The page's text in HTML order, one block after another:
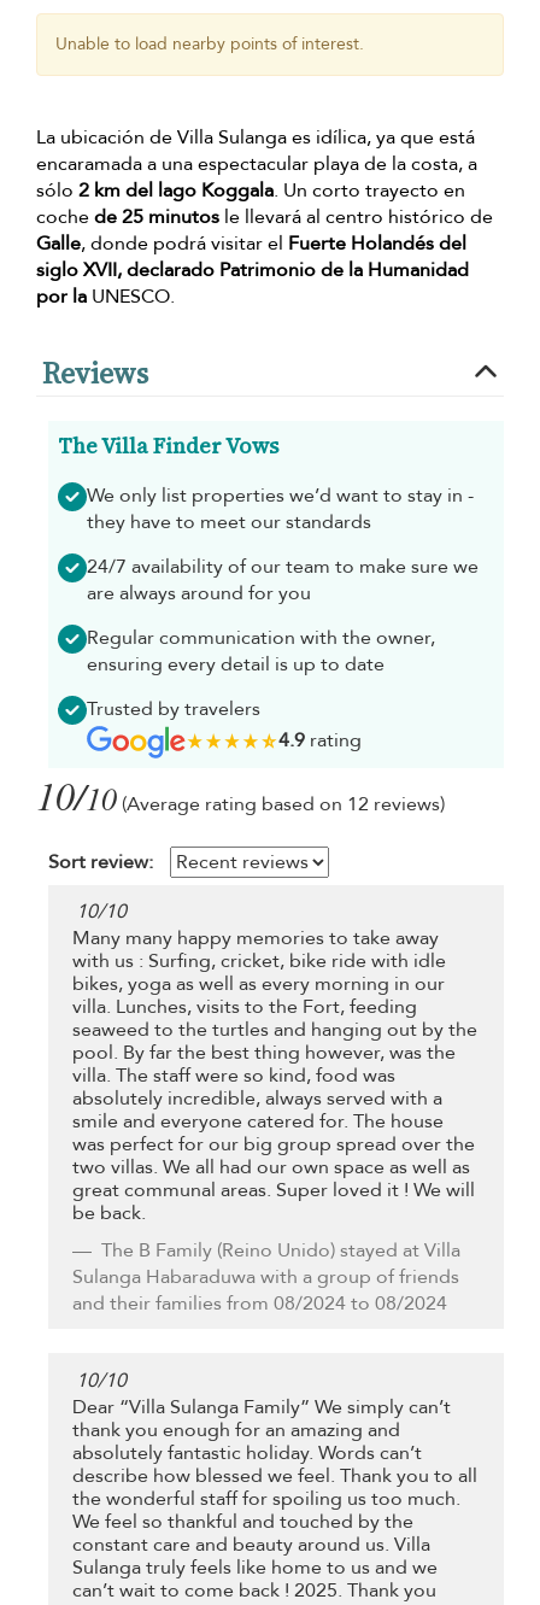
Unable to load nearby points of interest.
La ubicación de Villa Sulanga es idílica, ya que está
encaramada a una espectacular playa de la costa, a
sólo 2 kmdel lago Koggala. Un corto trayecto en
cochede 25 minutos le llevará al centro histórico de
Galle, donde podrá visitar el Fuerte Holandés del
siglo XVII,declarado Patrimonio de la Humanidad
por la UNESCO.
Reviews
The Villa Finder Vows
We only list properties we’d want to stay in -
they have to meet our standards
24/7 availability of our team to make sure we
are always around for you
Regular communication with the owner,
ensuring every detail is up to date
Trusted by travelers
4.9rating
10/10 (Average rating based on 12 reviews)
Sort review:
10/10
Many many happy memories to take away
with us : Surfing, cricket, bike ride with idle
bikes, yoga as well as every morning in our
villa. Lunches, visits to the Fort, feeding
seaweed to the turtles and hanging out by the
pool. By far the best thing however, was the
villa. The staff were so kind, food was
absolutely incredible, always served with a
smile and everyone catered for. The house
was perfect for our big group spread over the
two villas. We all had our own space as well as
great communal areas. Super loved it ! We will
be back.
The B Family (Reino Unido) stayed at Villa
Sulanga Habaraduwa with a group of friends
and their families from 08/2024 to 08/2024
10/10
Dear “Villa Sulanga Family” We simply can’t
thank you enough for an amazing and
absolutely fantastic holiday. Words can’t
describe how blessed we feel. Thank you to all
the wonderful staff for spoiling us too much.
We feel so thankful and touched by the
constant care and beauty around us. Villa
Sulanga truly feels like home to us and we
can’t wait to come back ! 2025. Thank you